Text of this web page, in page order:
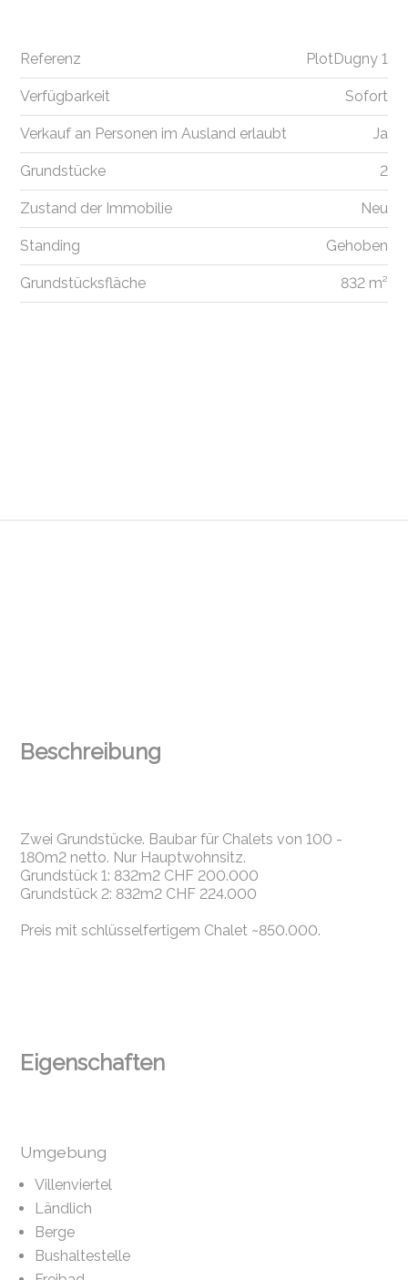
Beschreibung
Zwei Grundstücke. Baubar für Chalets von 100 -
180m2 netto. Nur Hauptwohnsitz.
Grundstück 1: 832m2 CHF 200.000
Grundstück 2: 832m2 CHF 224.000
Preis mit schlüsselfertigem Chalet ~850.000.
Eigenschaften
Umgebung
Villenviertel
Ländlich
Berge
Bushaltestelle
Referenz PlotDugny 1
Verfügbarkeit Sofort
Verkauf an Personen im Ausland erlaubt Ja
Grundstücke 2
Zustand der Immobilie Neu
Standing Gehoben
Grundstücksfläche 832 m²